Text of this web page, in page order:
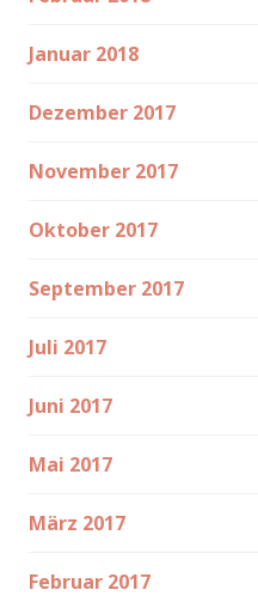
Januar 2018
Dezember 2017
November 2017
Oktober 2017
September 2017
Juli 2017
Juni 2017
Mai 2017
März 2017
Februar 2017